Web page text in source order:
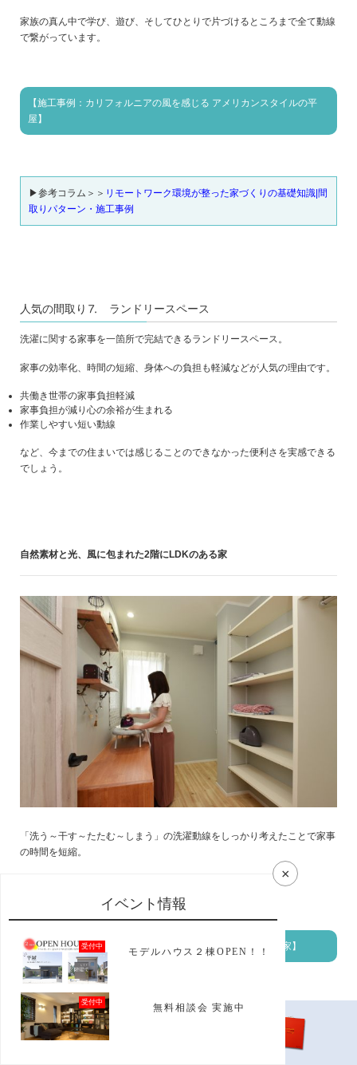
家族の真ん中で学び、遊び、そしてひとりで片づけるところまで全て動線
で繋がっています。
【施工事例：カリフォルニアの風を感じる アメリカンスタイルの平
屋】
▶参考コラム＞＞ リモートワーク環境が整った家づくりの基礎知識|間
取りパターン・施工事例
人気の間取り⒎ ランドリースペース
洗濯に関する家事を一箇所で完結できるランドリースペース。
家事の効率化、時間の短縮、身体への負担も軽減などが人気の理由です。
共働き世帯の家事負担軽減
家事負担が減り心の余裕が生まれる
作業しやすい短い動線
など、今までの住まいでは感じることのできなかった便利さを実感できる
でしょう。
自然素材と光、風に包まれた2階にLDKのある家
「洗う～干す～たたむ～しまう」の洗濯動線をしっかり考えたことで家事
の時間を短縮。
【施工事例：自然素材と光、風に包まれた2階にLDKのある家】
白と黒のコントラストが美しい吹抜けのある家
イベント情報
受付中
モデルハウス２棟OPEN！！
受付中
無料相談会 実施中
×